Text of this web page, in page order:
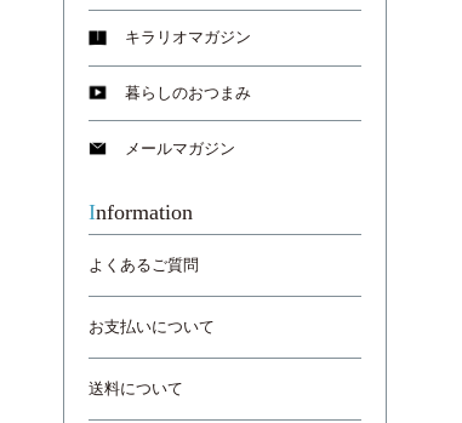
キラリオマガジン
暮らしのおつまみ
メールマガジン
Information
よくあるご質問
お支払いについて
送料について